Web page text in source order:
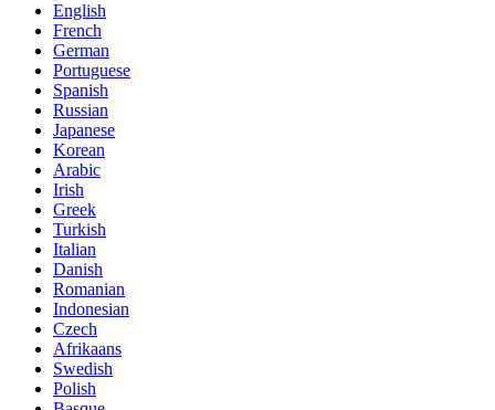
English
French
German
Portuguese
Spanish
Russian
Japanese
Korean
Arabic
Irish
Greek
Turkish
Italian
Danish
Romanian
Indonesian
Czech
Afrikaans
Swedish
Polish